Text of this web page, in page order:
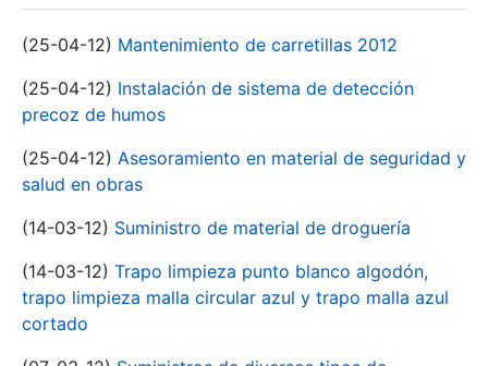
(25-04-12) Mantenimiento de carretillas 2012
(25-04-12) Instalación de sistema de detección
precoz de humos
(25-04-12) Asesoramiento en material de seguridad y
salud en obras
(14-03-12) Suministro de material de droguería
(14-03-12) Trapo limpieza punto blanco algodón,
trapo limpieza malla circular azul y trapo malla azul
cortado